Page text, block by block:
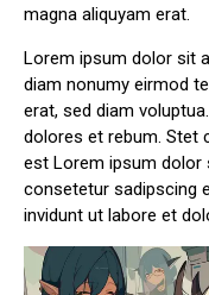
magna aliquyam erat.
Lorem ipsum dolor sit
diam nonumy eirmod
erat, sed diam
dolores et rebum. Stet
est Lorem ipsum dolor
consetetur sadipscing
invidunt ut labore et